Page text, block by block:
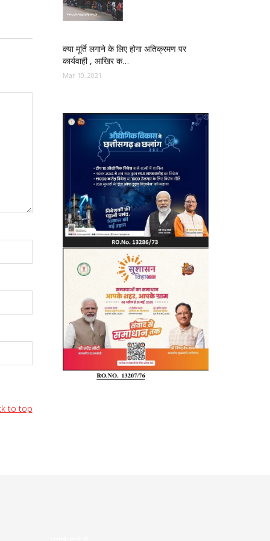
to top
क्या मूर्ति लगाने के लिए होगा अतिक्रमण पर
कार्यवाही , आखिर क…
Mar 10, 2021